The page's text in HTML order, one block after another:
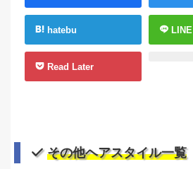
hatebu LINE
Read Later
その他ヘアスタイル一覧